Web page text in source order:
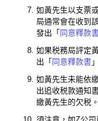
如黃先生以支票
局通常會在收到
發出「 同意釋款
如果税務局評定
出「 同意釋款書
如黃先生未能依
出追收税款通知
繳黃先生的欠税